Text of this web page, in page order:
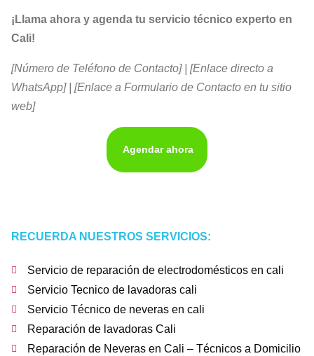
¡Llama ahora y agenda tu servicio técnico experto en
Cali!
[Número de Teléfono de Contacto] | [Enlace directo a
WhatsApp] | [Enlace a Formulario de Contacto en tu sitio
web]
Agendar ahora
RECUERDA NUESTROS SERVICIOS:
Servicio de reparación de electrodomésticos en cali
Servicio Tecnico de lavadoras cali
Servicio Técnico de neveras en cali
Reparación de lavadoras Cali
Reparación de Neveras en Cali – Técnicos a Domicilio